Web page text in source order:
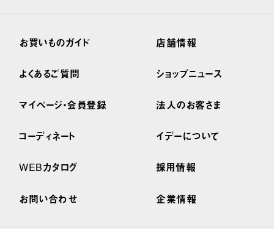
お買いものガイド
よくあるご質問
マイページ・会員登録
コーディネート
WEBカタログ
お問い合わせ
店舗情報
ショップニュース
法人のお客さま
イデーについて
採用情報
企業情報